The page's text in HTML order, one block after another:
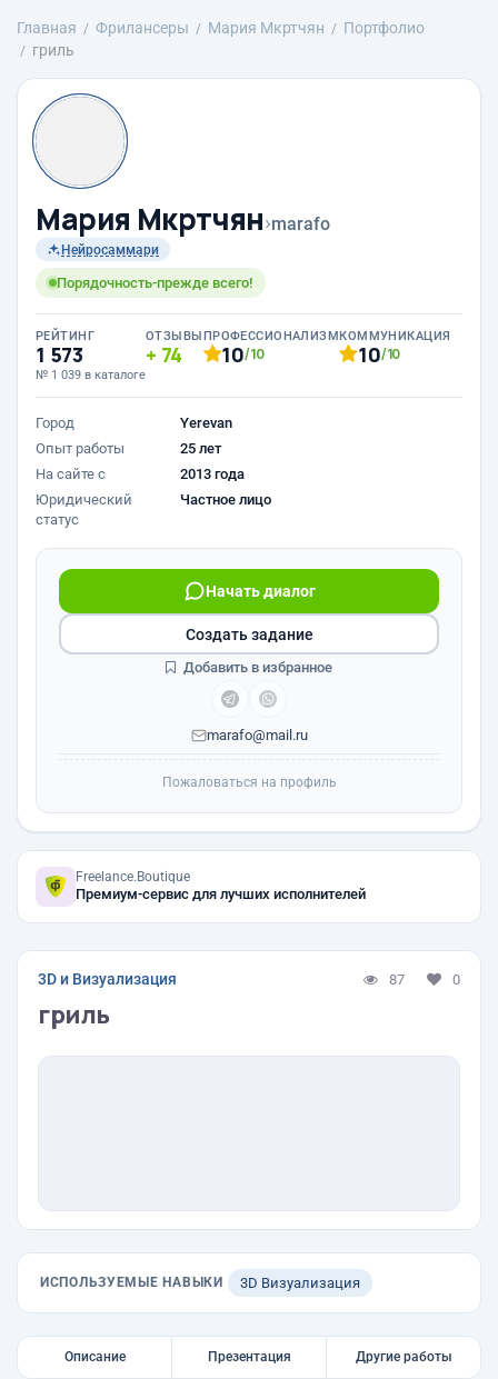
Главная Фрилансеры Mария Мкртчян
Портфолио
гриль
Mария Мкртчян›marafo
Нейросаммари
Порядочность-прежде всего!
РЕЙТИНГ
1 573
№ 1 039 в каталоге
ОТЗЫВЫ
74
ПРОФЕССИОНАЛИЗМ
10/10
КОММУНИКАЦИЯ
10/10
Город
Yerevan
Опыт работы
25 лет
На сайте с
2013 года
Юридический
статус
Частное лицо
Начать диалог
marafo@mail.ru
Создать задание
Добавить в избранное
Пожаловаться на профиль
Freelance.Boutique
Премиум-сервис для лучших исполнителей
3D и Визуализация 87 0
гриль
ИСПОЛЬЗУЕМЫЕ НАВЫКИ 3D Визуализация
Описание Презентация Другие работы